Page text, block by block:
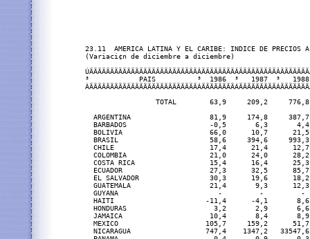
23.11  AMERICA LATINA Y EL CARIBE: INDICE DE PRECIOS
(Variaci¢n de diciembre a diciembre)
³            PAIS          ³  1986  ³   1987  ³   1988
TOTAL        63,9     209,2
ARGENTINA                   81,9     174,8
BARBADOS                    -0,5       6,3
BOLIVIA                     66,0      10,7
BRASIL                      58,6     394,6
CHILE                       17,4      21,4
COLOMBIA                    21,0      24,0
COSTA RICA                  15,4      16,4
ECUADOR                     27,3      32,5
EL SALVADOR                 30,3      19,6
GUATEMALA                   21,4       9,3
GUYANA                        -         -
HAITI                      -11,4      -4,1
HONDURAS                     3,2       2,9
JAMAICA                     10,4       8,4
MEXICO                     105,7     159,2
NICARAGUA                  747,4    1347,2